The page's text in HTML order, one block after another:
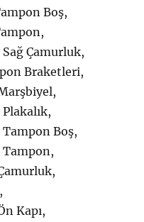
Boş,
Çamurluk,
Braketleri,
Tampon Boş,
Tampon,
Kapı,